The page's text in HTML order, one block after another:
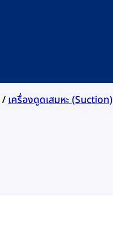
/เครื่องดูดเสมหะ (Suction)